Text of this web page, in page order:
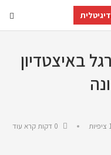
באיצטדיון
ציפיות